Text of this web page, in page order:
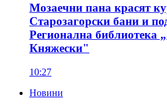
Мозаечни пана красят
Старозагорски бани и
Регионална библиотека
Княжески"
10:27
Новини